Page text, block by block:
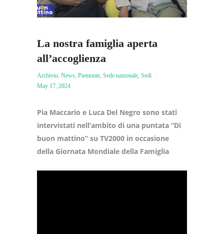
La nostra famiglia aperta
all’accoglienza
Archivio News Piemonte Sede nazionale Sedi
May 17, 2024
Pia Maccario e Luca Del Negro sono stati
intervistati nell’ambito di una puntata “Di
buon mattino” su TV2000 in occasione
della Giornata Mondiale della Famiglia